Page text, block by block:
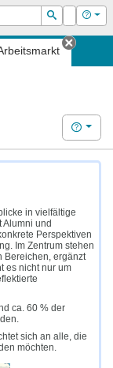
Suchen
Login Hilfe
Tab
Hilfe
in vielfältige
Alumni und
Perspektiven
Im Zentrum stehen
Bereichen, ergänzt
es nicht nur um
ca. 60 % der
sich an alle, die
möchten.